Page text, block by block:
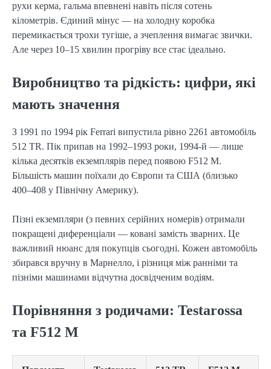
рухи керма, гальма впевнені навіть після сотень
кілометрів. Єдиний мінус — на холодну коробка
перемикається трохи тугіше, а зчеплення вимагає звички.
Але через 10–15 хвилин прогріву все стає ідеально.
Виробництво та рідкість: цифри, які
мають значення
З 1991 по 1994 рік Ferrari випустила рівно 2261 автомобіль
512 TR. Пік припав на 1992–1993 роки, 1994-й — лише
кілька десятків екземплярів перед появою F512 M.
Більшість машин поїхали до Європи та США (близько
400–408 у Північну Америку).
Пізні екземпляри (з певних серійних номерів) отримали
покращені диференціали — ковані замість зварних. Це
важливий нюанс для покупців сьогодні. Кожен автомобіль
збирався вручну в Марнелло, і різниця між ранніми та
пізніми машинами відчутна досвідченим водіям.
Порівняння з родичами: Testarossa
та F512 M